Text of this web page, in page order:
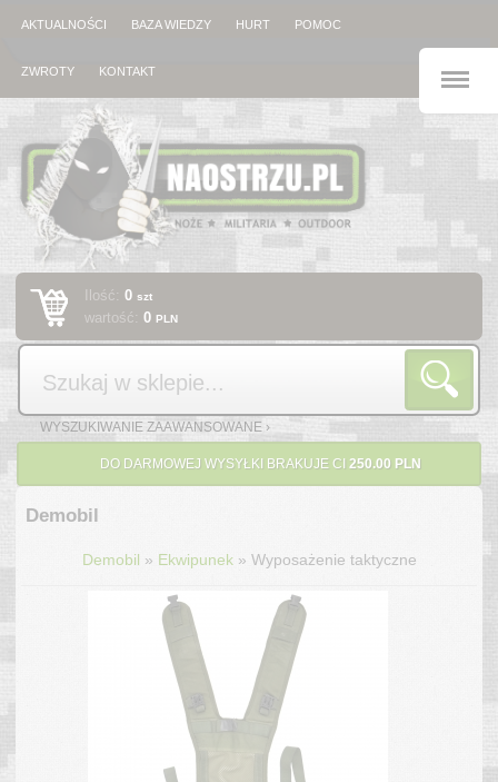
AKTUALNOŚCI BAZA WIEDZY HURT POMOC
ZWROTY KONTAKT
Ilość:0szt
wartość:0PLN
Szukaj
WYSZUKIWANIE ZAAWANSOWANE ›
DO DARMOWEJ WYSYŁKI BRAKUJE CI 250.00 PLN
Demobil
Demobil » Ekwipunek» Wyposażenie taktyczne